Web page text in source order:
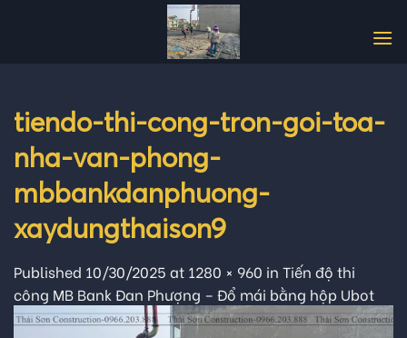
tiendo-thi-cong-tron-goi-toa-
nha-van-phong-
mbbankdanphuong-
xaydungthaison9
Published 10/30/2025 at 1280 × 960 in Tiến độ thi
công MB Bank Đan Phượng – Đổ mái bằng hộp Ubot